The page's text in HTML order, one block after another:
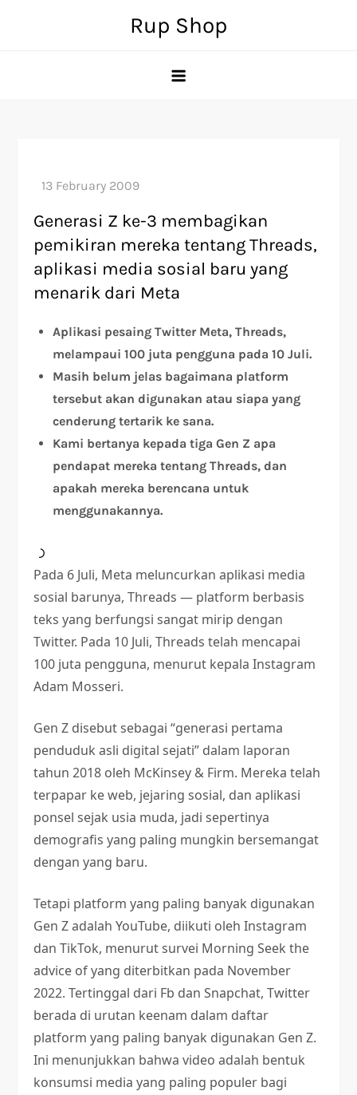
Rup Shop
Generasi Z ke-3 membagikan
pemikiran mereka tentang Threads,
aplikasi media sosial baru yang
menarik dari Meta
Aplikasi pesaing Twitter Meta, Threads,
melampaui 100 juta pengguna pada 10 Juli.
Masih belum jelas bagaimana platform
tersebut akan digunakan atau siapa yang
cenderung tertarik ke sana.
Kami bertanya kepada tiga Gen Z apa
pendapat mereka tentang Threads, dan
apakah mereka berencana untuk
menggunakannya.
Pada 6 Juli, Meta meluncurkan aplikasi media
sosial barunya, Threads — platform berbasis
teks yang berfungsi sangat mirip dengan
Twitter. Pada 10 Juli, Threads telah mencapai
100 juta pengguna, menurut kepala Instagram
Adam Mosseri.
Gen Z disebut sebagai “generasi pertama
penduduk asli digital sejati” dalam laporan
tahun 2018 oleh McKinsey & Firm. Mereka telah
terpapar ke web, jejaring sosial, dan aplikasi
ponsel sejak usia muda, jadi sepertinya
demografis yang paling mungkin bersemangat
dengan yang baru.
Tetapi platform yang paling banyak digunakan
Gen Z adalah YouTube, diikuti oleh Instagram
dan TikTok, menurut survei Morning Seek the
advice of yang diterbitkan pada November
2022. Tertinggal dari Fb dan Snapchat, Twitter
berada di urutan keenam dalam daftar
platform yang paling banyak digunakan Gen Z.
Ini menunjukkan bahwa video adalah bentuk
konsumsi media yang paling populer bagi